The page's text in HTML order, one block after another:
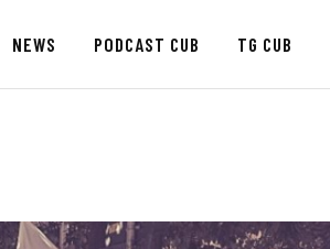
NEWS PODCAST CUB TG CUB